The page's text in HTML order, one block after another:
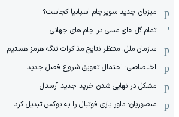
میزبان جدید سوپرجام اسپانیا کجاست؟
تمام گل های مسی در جام های جهانی
سازمان ملل: منتظر نتایج مذاکرات تنگه هرمز هستیم
اختصاصی: احتمال تعویق شروع فصل جدید
مشکل در نهایی شدن خرید جدید آرسنال
منصوریان: داور بازی فوتبال را به بوکس تبدیل کرد